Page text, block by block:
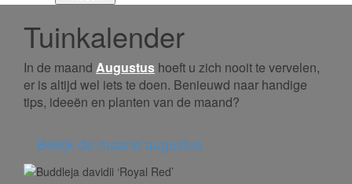
Tuinkalender
In de maand Augustus hoeft u zich nooit te vervelen,
er is altijd wel iets te doen. Benieuwd naar handige
tips, ideeën en planten van de maand?
Bekijk de maand augustus